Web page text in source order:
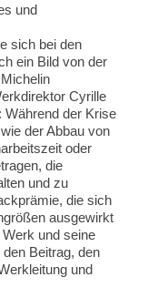
und
sich bei den
ein Bild von der
Cyrille
Während der Krise
der Abbau von
oder
die
und zu
die sich
ausgewirkt
und seine
Beitrag, den
und